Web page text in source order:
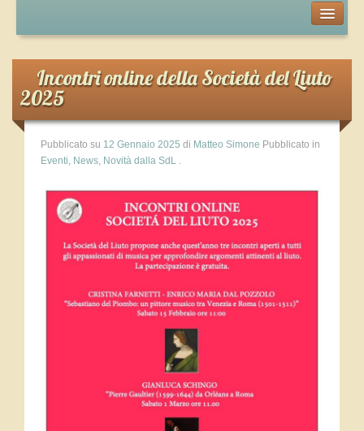
Iscrizione
Iscrizione
Pubblicazioni
Attività
Incontro Annuale della Società del Liuto Bologna 2018
Ricercare sul Liuto – Venezia 9-10 giugno 2018
Incontri della Società del Liuto
Manifestazioni Internazionali
Incontri online della Società del Liuto
2025
Pubblicato su 12 Gennaio 2025 di Matteo Simone Pubblicato in
Eventi, News, Novità dalla SdL .